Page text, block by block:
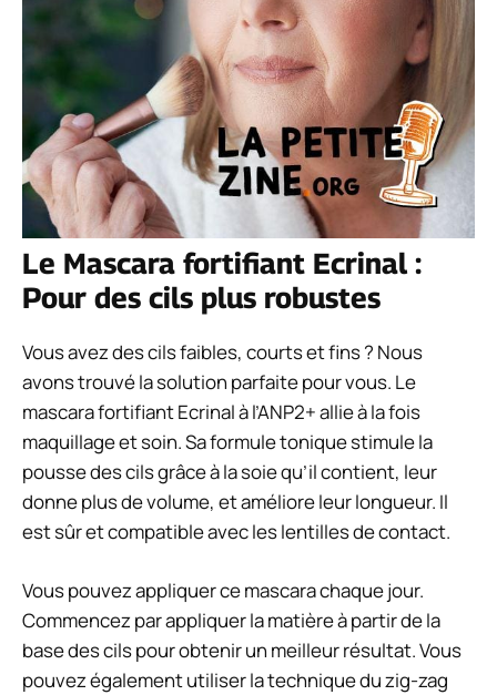
Le Mascara fortifiant Ecrinal :
Pour des cils plus robustes
Vous avez des cils faibles, courts et fins ? Nous
avons trouvé la solution parfaite pour vous. Le
mascara fortifiant Ecrinal à l’ANP2+ allie à la fois
maquillage et soin. Sa formule tonique stimule la
pousse des cils grâce à la soie qu’il contient, leur
donne plus de volume, et améliore leur longueur. Il
est sûr et compatible avec les lentilles de contact.
Vous pouvez appliquer ce mascara chaque jour.
Commencez par appliquer la matière à partir de la
base des cils pour obtenir un meilleur résultat. Vous
pouvez également utiliser la technique du zig-zag